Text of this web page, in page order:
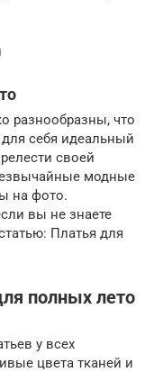
разнообразны, что
себя идеальный
своей
модные
на фото.
вы не знаете
Платья для
полных лето
у всех
цвета тканей и